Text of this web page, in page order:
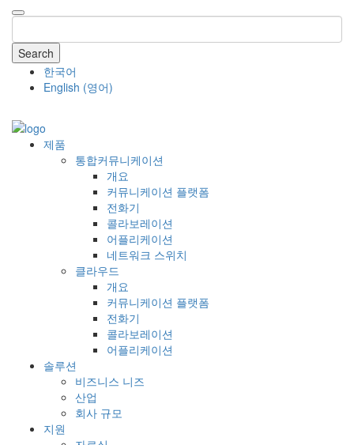
Search
한국어
English (영어)
제품
통합커뮤니케이션
개요
커뮤니케이션 플랫폼
전화기
콜라보레이션
어플리케이션
네트워크 스위치
클라우드
개요
커뮤니케이션 플랫폼
전화기
콜라보레이션
어플리케이션
솔루션
비즈니스 니즈
산업
회사 규모
지원